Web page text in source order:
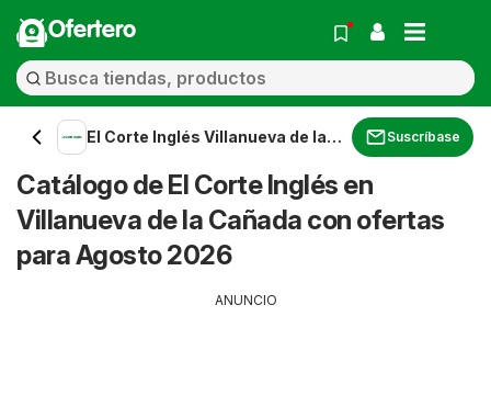
Ofertero
El Corte Inglés Villanueva de la
Suscríbase
Catálogo de El Corte Inglés en
Villanueva de la Cañada con ofertas
para Agosto 2026
ANUNCIO